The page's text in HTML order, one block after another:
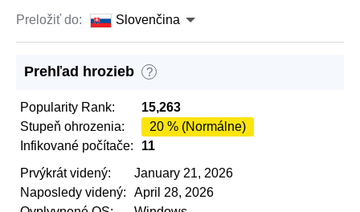
Preložiť do:
Slovenčina
Prehľad hrozieb ?
Popularity Rank:
15,263
Stupeň ohrozenia:
20 % (Normálne)
Infikované počítače:
11
Prvýkrát videný:
January 21, 2026
Naposledy videný:
April 28, 2026